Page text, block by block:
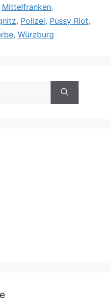
Mittelfranken,
, Polizei, Pussy Riot,
, Würzburg